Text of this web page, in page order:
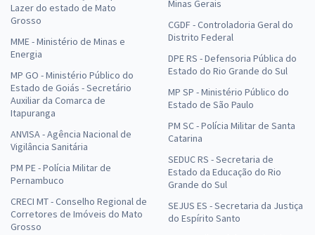
IFMT - Instituto Federal de Educação, Ciência e Tecnologia de Mato
Grosso - Conhecimentos Específicos para o Cargo: Área: História
à vista
ou 12x de
R$15,32
Economize R$ 45,96 (-20%)
Comprar
IFMT - Instituto Federal de Educação, Ciência e Tecnologia de Mato
Tecnologia da Informação (Pré-edital)
Lazer do estado de Mato
Grosso
MME - Ministério de Minas e
Energia
MP GO - Ministério Público do
Estado de Goiás - Secretário
Auxiliar da Comarca de
Itapuranga
ANVISA - Agência Nacional de
Vigilância Sanitária
PM PE - Polícia Militar de
Pernambuco
CRECI MT - Conselho Regional de
Corretores de Imóveis do Mato
Grosso
Minas Gerais
CGDF - Controladoria Geral do
Distrito Federal
DPE RS - Defensoria Pública do
Estado do Rio Grande do Sul
MP SP - Ministério Público do
Estado de São Paulo
PM SC - Polícia Militar de Santa
Catarina
SEDUC RS - Secretaria de
Estado da Educação do Rio
Grande do Sul
SEJUS ES - Secretaria da Justiça
do Espírito Santo